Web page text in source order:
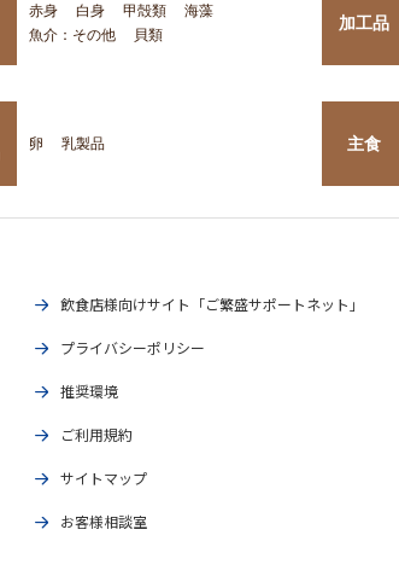
赤身 白身 甲殻類
海藻
魚介：その他
貝類
加工品
卵 乳製品 主食
飲食店様向けサイト「ご繁盛サポートネット」
プライバシーポリシー
推奨環境
ご利用規約
サイトマップ
お客様相談室